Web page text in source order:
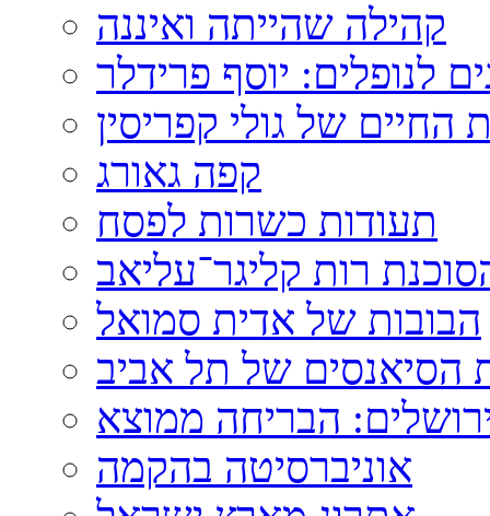
קהילה שהייתה ואיננה
לנופלים: יוסף פרידלר
החיים של גולי קפריסין
קפה גאורג
תעודות כשרות לפסח
רות קליגר־עליאב
הבובות של אדית סמואל
של תל אביב
הבריחה ממוצא
אוניברסיטה בהקמה